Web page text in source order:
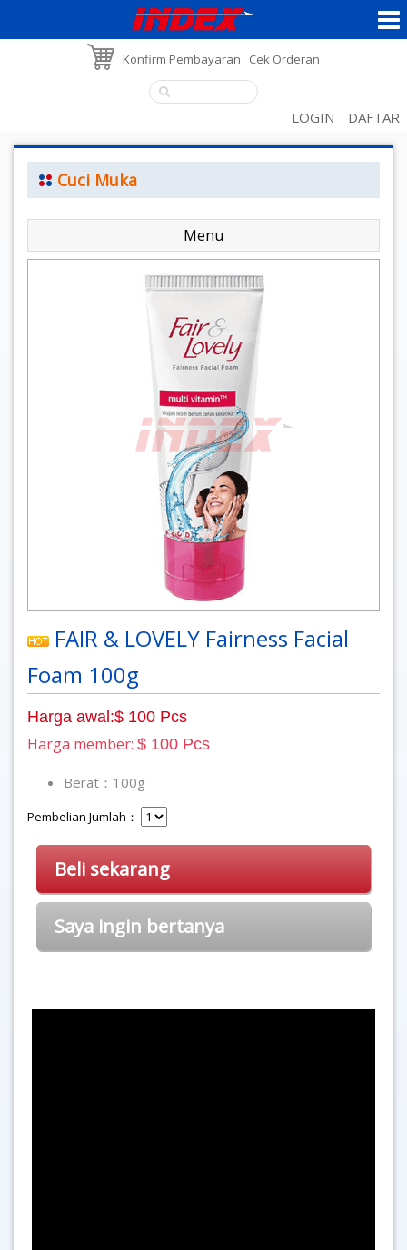
Konfirm Pembayaran Cek Orderan
LOGIN DAFTAR
Cuci Muka
Menu
FAIR & LOVELY Fairness Facial
Foam 100g
Harga awal:$ 100 Pcs
Harga member: $ 100 Pcs
Berat：100g
Pembelian Jumlah：
Beli sekarang
Saya ingin bertanya